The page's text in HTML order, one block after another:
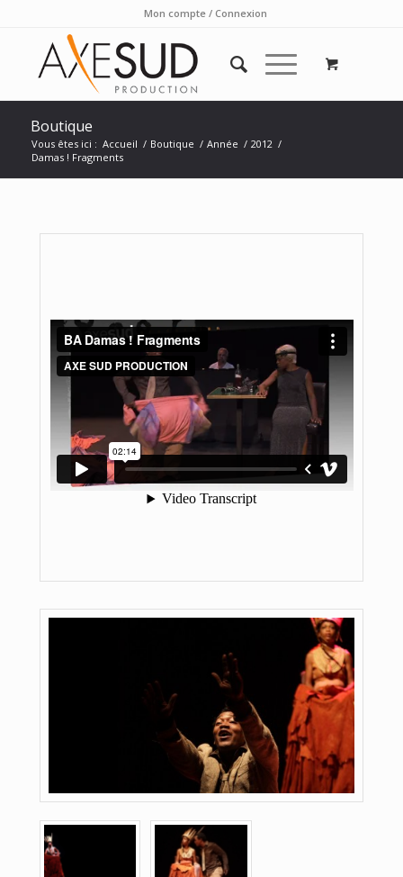
Mon compte / Connexion
Boutique
Vous êtes ici : Accueil / Boutique / Année / 2012 /
Damas ! Fragments